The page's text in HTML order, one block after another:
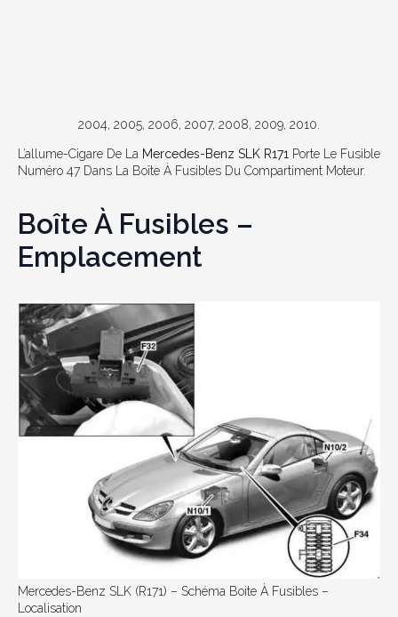
2004, 2005, 2006, 2007, 2008, 2009, 2010.
L’allume-Cigare De La Mercedes-Benz SLK R171 Porte Le Fusible
Numéro 47 Dans La Boîte À Fusibles Du Compartiment Moteur.
Boîte À Fusibles –
Emplacement
Mercedes-Benz SLK (R171) – Schéma Boite À Fusibles –
Localisation